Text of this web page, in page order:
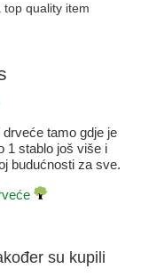
quality item
tamo gdje je
1 stablo još više i
budućnosti za sve.
su kupili